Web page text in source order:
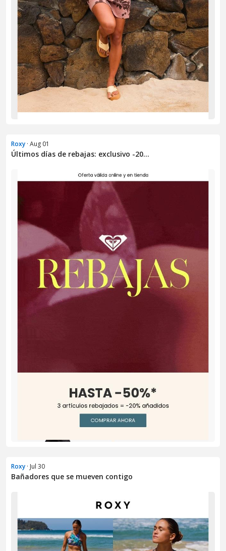
Roxy · Aug 01
Últimos días de rebajas: exclusivo -20...
Roxy · Jul 30
Bañadores que se mueven contigo